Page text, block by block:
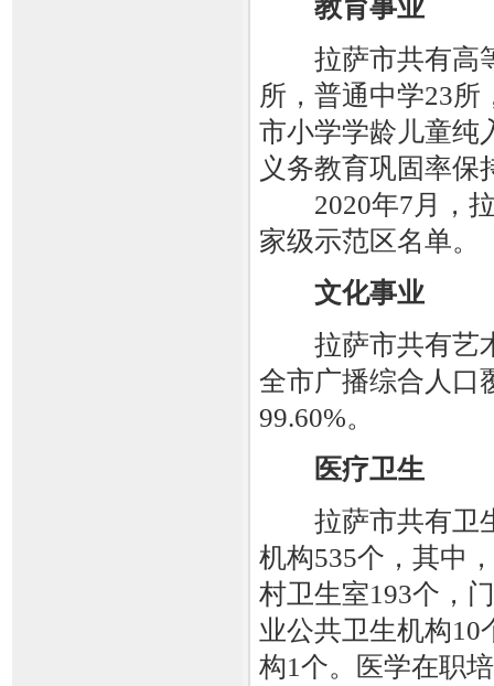
教育事业
拉萨市共有高等
所，普通中学23所
市小学学龄儿童纯
义务教育巩固率保
2020年7月，拉
家级示范区名单。
文化事业
拉萨市共有艺术
全市广播综合人口
99.60%。
医疗卫生
拉萨市共有卫生
机构535个，其中
村卫生室193个，
业公共卫生机构10
构1个。医学在职